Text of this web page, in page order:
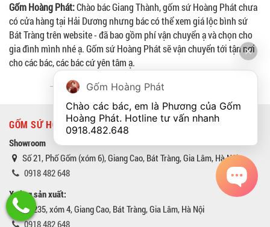
Gốm Hoàng Phát:Chào bác Giang Thành, gốm sứ Hoàng Phát chưa
có cửa hàng tại Hải Dương nhưng bác có thể xem giá lộc bình sứ
Bát Tràng trên website - đã bao gồm phí vận chuyển ạ và chọn cho
gia đình mình nhé ạ. Gốm sứ Hoàng Phát sẽ vận chuyển tới tận nơi
cho các bác, các bác cứ yên tâm ạ.
GỐM SỨ HOÀNG PHÁT BÁT TRÀNG
Showroom
Số 21, Phố Gốm (xóm 6), Giang Cao, Bát Tràng, Gia Lâm, Hà Nội
0918 482 648
Xưởng sản xuất:
Số 235, xóm 4, Giang Cao, Bát Tràng, Gia Lâm, Hà Nội
0918 482 648
Gốm Hoàng Phát
Chào các bác, em là Phương của Gốm
0918.482.648